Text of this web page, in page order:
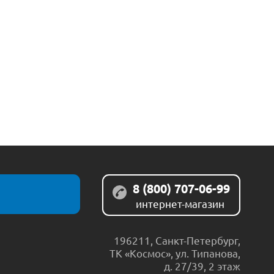
8 (800) 707-06-99
интернет-магазин
196211 Санкт-Петербург,
ТК «Космос», ул. Типанова,
д. 27/39, 2 этаж